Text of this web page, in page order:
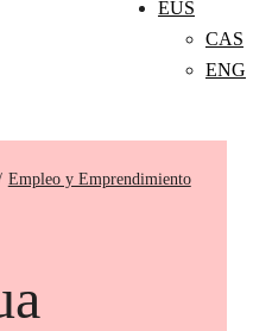
EUS
CAS
ENG
Empleo y Emprendimiento